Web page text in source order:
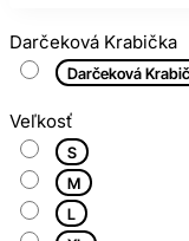
Darčeková Krabička
Darčeková
Veľkosť
S
M
L